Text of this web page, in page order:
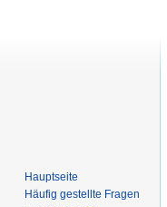
Hauptseite
Häufig gestellte Fragen